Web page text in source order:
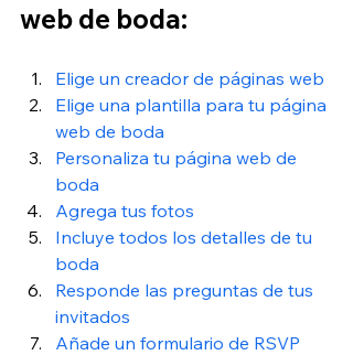
web de boda:
Elige un creador de páginas web
Elige una plantilla para tu página
web de boda
Personaliza tu página web de
boda
Agrega tus fotos
Incluye todos los detalles de tu
boda
Responde las preguntas de tus
invitados
Añade un formulario de RSVP